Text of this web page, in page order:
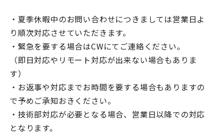
・夏季休暇中のお問い合わせにつきましては営業日よ
り順次対応させていただきます。
・緊急を要する場合はCWにてご連絡ください。
（即日対応やリモート対応が出来ない場合もありま
す）
・お返事や対応までお時間を要する場合もありますの
で予めご承知おきください。
・技術部対応が必要となる場合、営業日以降での対応
となります。